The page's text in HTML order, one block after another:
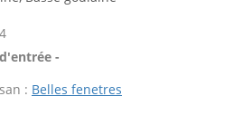
-
: Belles fenetres